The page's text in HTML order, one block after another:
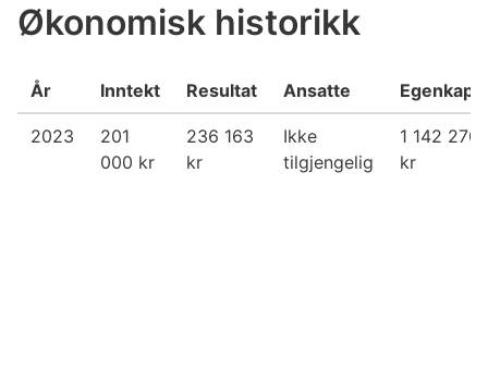
Økonomisk historikk
År Inntekt Resultat Ansatte
2023
201
000 kr
236 163
kr
Ikke
tilgjengelig
1 142 270
kr